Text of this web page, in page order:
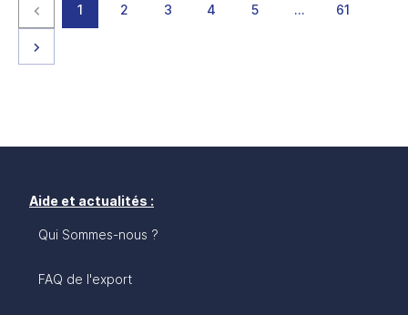
Page précédente
page
1 page
2 page
3 page
4 page
5 … page
61
Aide et actualités :
Qui Sommes-nous ?
FAQ de l'export